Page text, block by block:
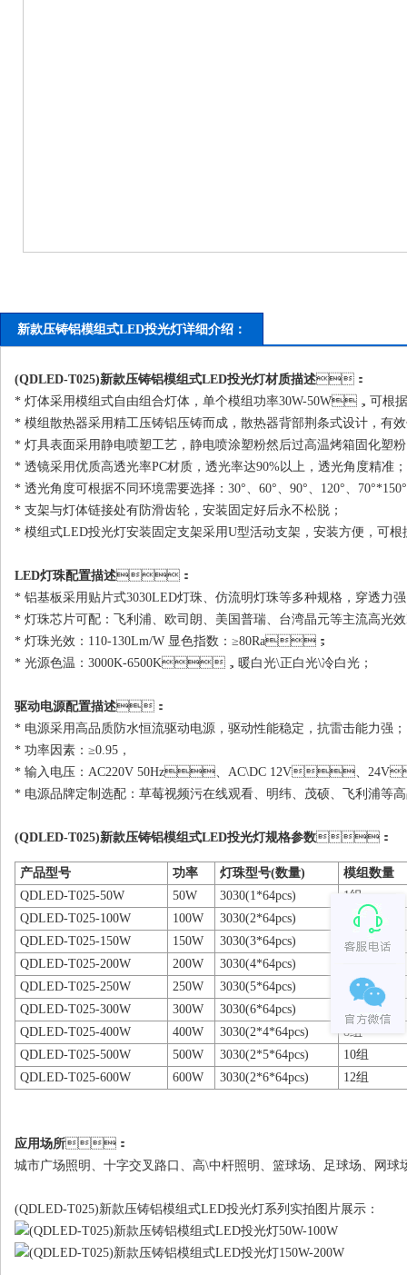
新款压铸铝模组式LED投光灯详细介绍：
(QDLED-T025)新款压铸铝模组式LED投光灯材质描述：
* 灯体采用模组式自由组合灯体，单个模组功率30W-50W，可根
* 模组散热器采用精工压铸铝压铸而成，散热器背部荆条式设计，有
* 灯具表面采用静电喷塑工艺，静电喷涂塑粉然后过高温烤箱固化塑粉
* 透镜采用优质高透光率PC材质，透光率达90%以上，透光角度精准；
* 透光角度可根据不同环境需要选择：30°、60°、90°、120°、
* 支架与灯体链接处有防滑齿轮，安装固定好后永不松脱；
* 模组式LED投光灯安装固定支架采用U型活动支架，安装方便，可根
LED灯珠配置描述：
* 铝基板采用贴片式3030LED灯珠、仿流明灯珠等多种规格，穿透力强
* 灯珠芯片可配：飞利浦、欧司朗、美国普瑞、台湾晶元等主流高光效
* 灯珠光效：110-130Lm/W 显色指数：≥80Ra；
* 光源色温：3000K-6500K，暖白光\正白光\冷白光；
驱动电源配置描述：
* 电源采用高品质防水恒流驱动电源，驱动性能稳定，抗雷击能力强；
* 功率因素：≥0.95，
* 输入电压：AC220V 50Hz、AC\DC 12V、
* 电源品牌定制选配：草莓视频污在线观看、明纬、茂硕、飞利浦等
(QDLED-T025)新款压铸铝模组式LED投光灯规格参数：
产品型号 功率 灯珠型号(数量)
模组数量
QDLED-T025-50W
50W 3030(1*64pcs)
1组
QDLED-T025-100W
100W 3030(2*64pcs)
2组
QDLED-T025-150W
150W 3030(3*64pcs)
3组
QDLED-T025-200W
200W 3030(4*64pcs)
QDLED-T025-250W
250W 3030(5*64pcs)
5组
QDLED-T025-300W
300W 3030(6*64pcs)
QDLED-T025-400W
400W 3030(2*4*64pcs)
8组
QDLED-T025-500W
500W 3030(2*5*64pcs)
10组
QDLED-T025-600W
600W 3030(2*6*64pcs) 12组
应用场所：
城市广场照明、十字交叉路口、高\中杆照明、篮球场、足球场、
(QDLED-T025)新款压铸铝模组式LED投光灯系列实拍图片展示：